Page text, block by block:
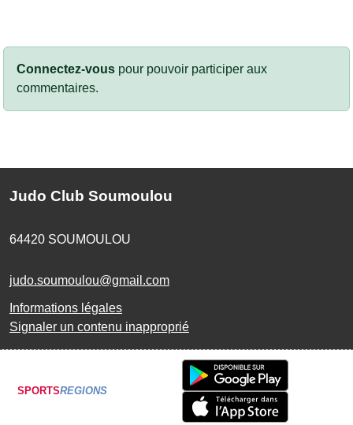
Connectez-vous pour pouvoir participer aux
commentaires.
Judo Club Soumoulou
64420 SOUMOULOU
judo.soumoulou@gmail.com
Informations légales
Signaler un contenu inapproprié
SPORTSREGIONS